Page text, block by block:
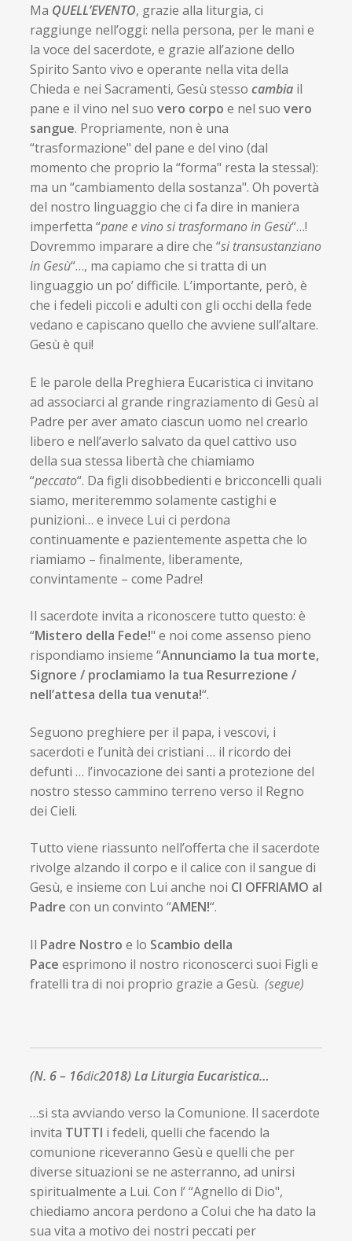
Ma QUELL’EVENTO, grazie alla liturgia, ci
raggiunge nell’oggi: nella persona, per le mani e
la voce del sacerdote, e grazie all’azione dello
Spirito Santo vivo e operante nella vita della
Chieda e nei Sacramenti, Gesù stesso cambiail
pane e il vino nel suo vero corpo e nel suo vero
sangue. Propriamente, non è una
“trasformazione" del pane e del vino (dal
momento che proprio la “forma" resta la stessa!):
ma un “cambiamento della sostanza". Oh povertà
del nostro linguaggio che ci fa dire in maniera
imperfetta “pane e vino si trasformano in Gesù“…!
Dovremmo imparare a dire che “si transustanziano
in Gesù“…, ma capiamo che si tratta di un
linguaggio un po’ difficile. L’importante, però, è
che i fedeli piccoli e adulti con gli occhi della fede
vedano e capiscano quello che avviene sull’altare.
Gesù è qui!
E le parole della Preghiera Eucaristica ci invitano
ad associarci al grande ringraziamento di Gesù al
Padre per aver amato ciascun uomo nel crearlo
libero e nell’averlo salvato da quel cattivo uso
della sua stessa libertà che chiamiamo
“peccato“. Da figli disobbedienti e bricconcelli quali
siamo, meriteremmo solamente castighi e
punizioni… e invece Lui ci perdona
continuamente e pazientemente aspetta che lo
riamiamo – finalmente, liberamente,
convintamente – come Padre!
Il sacerdote invita a riconoscere tutto questo: è
“Mistero della Fede!" e noi come assenso pieno
rispondiamo insieme “Annunciamo la tua morte,
Signore / proclamiamo la tua Resurrezione /
nell’attesa della tua venuta!“.
Seguono preghiere per il papa, i vescovi, i
sacerdoti e l’unità dei cristiani … il ricordo dei
defunti … l’invocazione dei santi a protezione del
nostro stesso cammino terreno verso il Regno
dei Cieli.
Tutto viene riassunto nell’offerta che il sacerdote
rivolge alzando il corpo e il calice con il sangue di
Gesù, e insieme con Lui anche noi CI OFFRIAMO al
Padre con un convinto “AMEN!“.
Il Padre Nostro e lo Scambio della
Pace esprimono il nostro riconoscerci suoi Figli e
fratelli tra di noi proprio grazie a Gesù. (segue)
(N. 6 – 16dic2018)La Liturgia Eucaristica…
…si sta avviando verso la Comunione. Il sacerdote
invita TUTTI i fedeli, quelli che facendo la
comunione riceveranno Gesù e quelli che per
diverse situazioni se ne asterranno, ad unirsi
spiritualmente a Lui. Con l’ “Agnello di Dio",
chiediamo ancora perdono a Colui che ha dato la
sua vita a motivo dei nostri peccati per